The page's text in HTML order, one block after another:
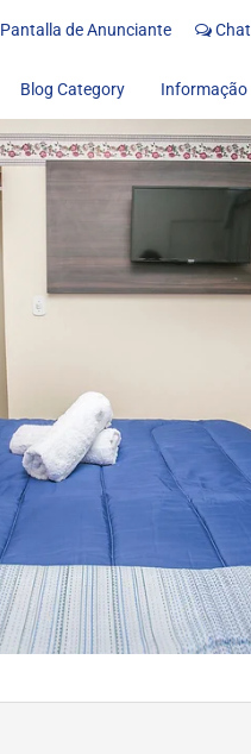
Pantalla de Anunciante Chat
Blog Category Informação
Sobre nos
Termos de uso
Política de Privacidad